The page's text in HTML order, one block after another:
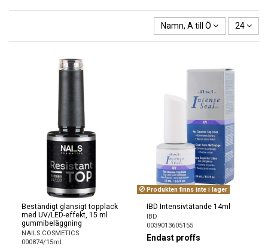
Namn, A till Ö 24
Beständigt glansigt topplack
med UV/LED-effekt, 15 ml
gummibeläggning
NAILS COSMETICS
000874/15ml
Produkten finns inte i lager
IBD Intensivtätande 14ml
IBD
0039013605155
Endast proffs